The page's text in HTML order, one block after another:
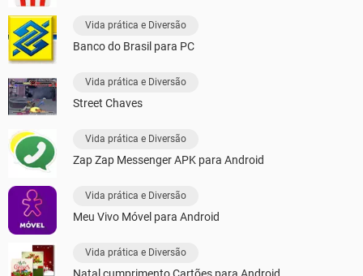
Vida prática e Diversão
Banco do Brasil para PC
Vida prática e Diversão
Street Chaves
Vida prática e Diversão
Zap Zap Messenger APK para Android
Vida prática e Diversão
Meu Vivo Móvel para Android
Vida prática e Diversão